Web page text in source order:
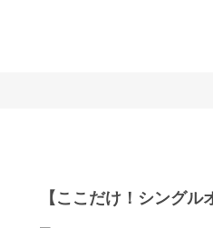
【ここだけ！シング